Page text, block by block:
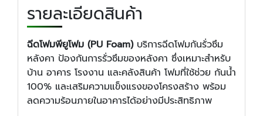
รายละเอียดสินค้า
ฉีดโฟมพียูโฟม (PU Foam)บริการฉีดโฟมกันรั่วซึม
หลังคา ป้องกันการรั่วซึมของหลังคา ซึ่งเหมาะสำหรับ
บ้าน อาคาร โรงงาน และคลังสินค้า โฟมที่ใช้ช่วย กันน้ำ
100% และเสริมความแข็งแรงของโครงสร้าง พร้อม
ลดความร้อนภายในอาคารได้อย่างมีประสิทธิภาพ